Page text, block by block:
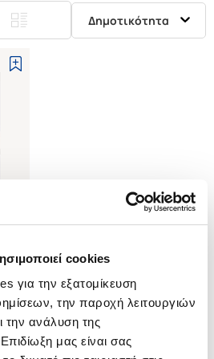
cookies
για την εξατομίκευση
την παροχή λειτουργιών
την ανάλυση της
μας είναι σας
Δημοτικότητα